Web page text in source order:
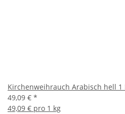
Kirchenweihrauch Arabisch hell 1
49,09 € *
49,09 € pro 1 kg